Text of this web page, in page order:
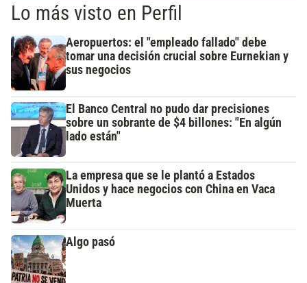
Lo más visto en Perfil
Aeropuertos: el "empleado fallado" debe
tomar una decisión crucial sobre Eurnekian y
sus negocios
El Banco Central no pudo dar precisiones
sobre un sobrante de $4 billones: "En algún
lado están"
La empresa que se le plantó a Estados
Unidos y hace negocios con China en Vaca
Muerta
Algo pasó